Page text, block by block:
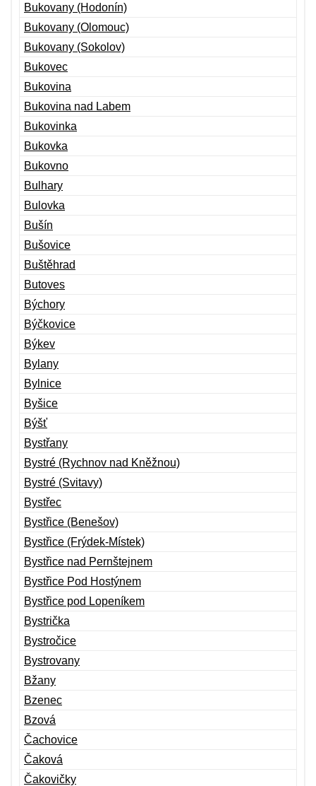
Bukovany (Hodonín)
Bukovany (Olomouc)
Bukovany (Sokolov)
Bukovec
Bukovina
Bukovina nad Labem
Bukovinka
Bukovka
Bukovno
Bulhary
Bulovka
Bušín
Bušovice
Buštěhrad
Butoves
Býchory
Býčkovice
Býkev
Bylany
Bylnice
Byšice
Býšť
Bystřany
Bystré (Rychnov nad Kněžnou)
Bystré (Svitavy)
Bystřec
Bystřice (Benešov)
Bystřice (Frýdek-Místek)
Bystřice nad Pernštejnem
Bystřice Pod Hostýnem
Bystřice pod Lopeníkem
Bystrička
Bystročice
Bystrovany
Bžany
Bzenec
Bzová
Čachovice
Čaková
Čakovičky